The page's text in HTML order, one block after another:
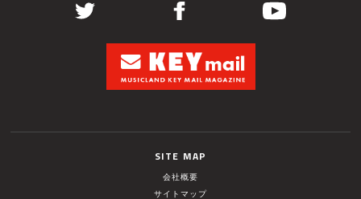
SITE MAP
会社概要
サイトマップ